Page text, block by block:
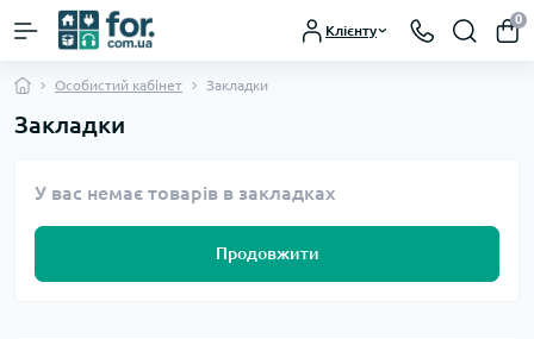
Клієнту
0
Особистий кабінет Закладки
Закладки
У вас немає товарів в закладках
Продовжити